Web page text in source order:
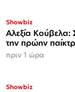
Showbiz
Αλεξία Κούβελα:
την πρώην
πριν 1 ώρα
Showbiz